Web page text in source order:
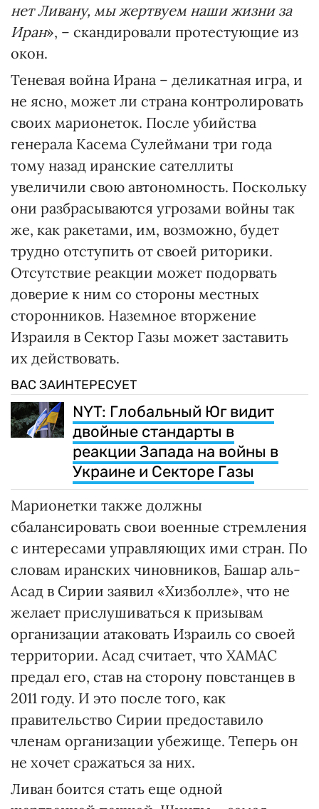
нет Ливану, мы жертвуем наши жизни за
Иран», – скандировали протестующие из
окон.
Теневая война Ирана – деликатная игра, и
не ясно, может ли страна контролировать
своих марионеток. После убийства
генерала Касема Сулеймани три года
тому назад иранские сателлиты
увеличили свою автономность. Поскольку
они разбрасываются угрозами войны так
же, как ракетами, им, возможно, будет
трудно отступить от своей риторики.
Отсутствие реакции может подорвать
доверие к ним со стороны местных
сторонников. Наземное вторжение
Израиля в Сектор Газы может заставить
их действовать.
ВАС ЗАИНТЕРЕСУЕТ
NYT: Глобальный Юг видит
двойные стандарты в
реакции Запада на войны в
Украине и Секторе Газы
Марионетки также должны
сбалансировать свои военные стремления
с интересами управляющих ими стран. По
словам иранских чиновников, Башар аль-
Асад в Сирии заявил «Хизболле», что не
желает прислушиваться к призывам
организации атаковать Израиль со своей
территории. Асад считает, что ХАМАС
предал его, став на сторону повстанцев в
2011 году. И это после того, как
правительство Сирии предоставило
членам организации убежище. Теперь он
не хочет сражаться за них.
Ливан боится стать еще одной